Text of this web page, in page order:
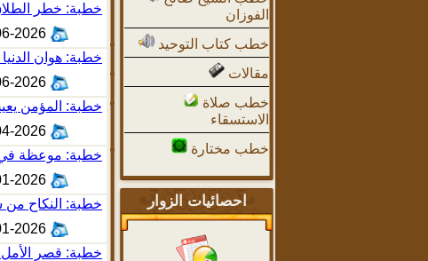
الفوزان
خطب كتاب التوحيد
مقالات
الاستسقاء
خطب مختارة
احصائيات الزوار
خطبة: خطر
07:43
خطبة: هوان
07:15
خطبة: المؤمن
08:32
خطبة: موعظة في
07:39
خطبة: النكاح من
08:43
خطبة: قصر